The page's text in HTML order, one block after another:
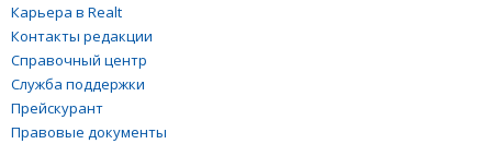
Карьера в Realt
Контакты редакции
Справочный центр
Служба поддержки
Прейскурант
Правовые документы